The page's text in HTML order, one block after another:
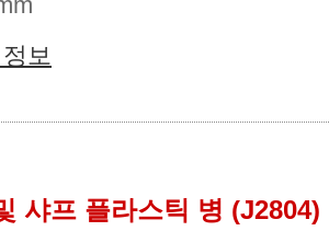
보
샤프 플라스틱 병 (J2804)